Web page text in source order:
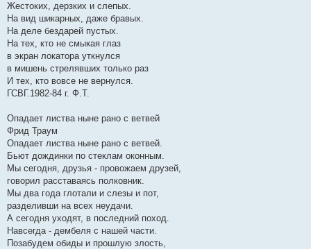
Жестоких, дерзких и слепых.
На вид шикарных, даже бравых.
На деле бездарей пустых.
На тех, кто не смыкая глаз
в экран локатора уткнулся
в мишень стрелявших только раз
И тех, кто вовсе не вернулся.
ГСВГ.1982-84 г. Ф.Т.
Опадает листва ныне рано с ветвей
Фрид Траум
Опадает листва ныне рано с ветвей.
Бьют дождинки по стеклам оконным.
Мы сегодня, друзья - провожаем друзей,
говорил расставаясь полковник.
Мы два года глотали и слезы и пот,
разделивши на всех неудачи.
А сегодня уходят, в последний поход.
Навсегда - дембеля с нашей части.
Позабудем обиды и прошлую злость,